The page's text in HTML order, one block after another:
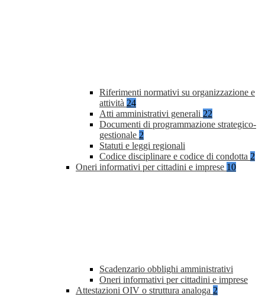
Riferimenti normativi su organizzazione e
attività 24
Atti amministrativi generali 22
Documenti di programmazione strategico-
gestionale 2
Statuti e leggi regionali
Codice disciplinare e codice di condotta 2
Oneri informativi per cittadini e imprese 10
Scadenzario obblighi amministrativi
Oneri informativi per cittadini e imprese
Attestazioni OIV o struttura analoga 2